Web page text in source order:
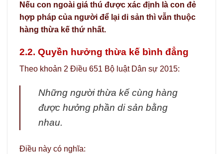
Nếu con ngoài giá thú được xác định là con đẻ
hợp pháp của người để lại di sản thì vẫn thuộc
hàng thừa kế thứ nhất.
2.2. Quyền hưởng thừa kế bình đẳng
Theo khoản 2 Điều 651 Bộ luật Dân sự 2015:
Những người thừa kế cùng hàng
được hưởng phần di sản bằng
nhau.
Điều này có nghĩa: